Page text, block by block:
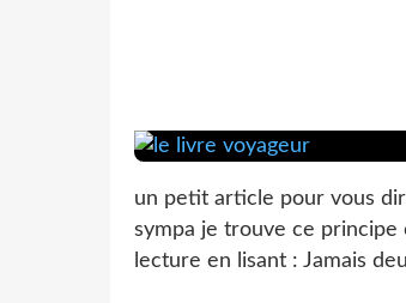
un petit article pour vous
sympa je trouve ce principe
lecture en lisant : Jamais